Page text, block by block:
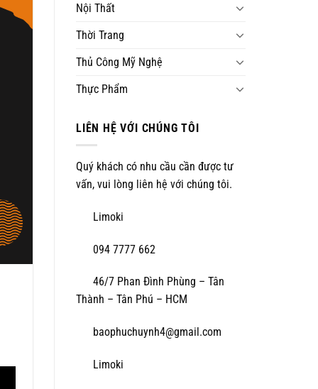
Nội Thất
Thời Trang
Thủ Công Mỹ Nghệ
Thực Phẩm
LIÊN HỆ VỚI CHÚNG TÔI
Quý khách có nhu cầu cần được tư
vấn, vui lòng liên hệ với chúng tôi.
Limoki
094 7777 662
46/7 Phan Đình Phùng – Tân
Thành – Tân Phú – HCM
baophuchuynh4@gmail.com
Limoki